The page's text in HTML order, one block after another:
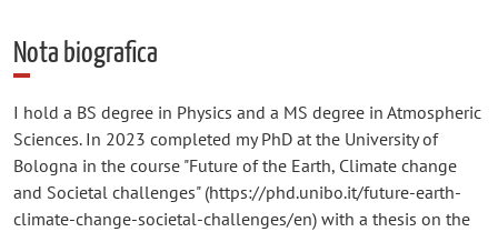
Nota biografica
I hold a BS degree in Physics and a MS degree in Atmospheric
Sciences. In 2023 completed my PhD at the University of
Bologna in the course "Future of the Earth, Climate change
and Societal challenges" (https://phd.unibo.it/future-earth-
climate-change-societal-challenges/en) with a thesis on the